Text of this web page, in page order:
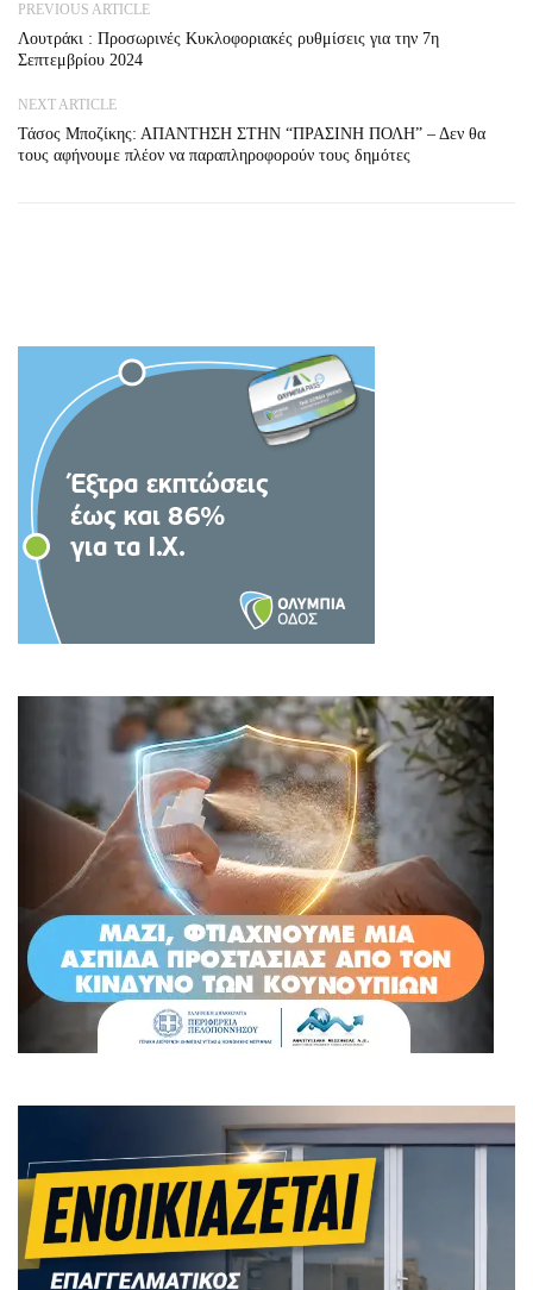
PREVIOUS ARTICLE
Λουτράκι : Προσωρινές Κυκλοφοριακές ρυθμίσεις για την 7η
Σεπτεμβρίου 2024
NEXT ARTICLE
Τάσος Μποζίκης: ΑΠΑΝΤΗΣΗ ΣΤΗΝ “ΠΡΑΣΙΝΗ ΠΟΛΗ” – Δεν θα
τους αφήνουμε πλέον να παραπληροφορούν τους δημότες